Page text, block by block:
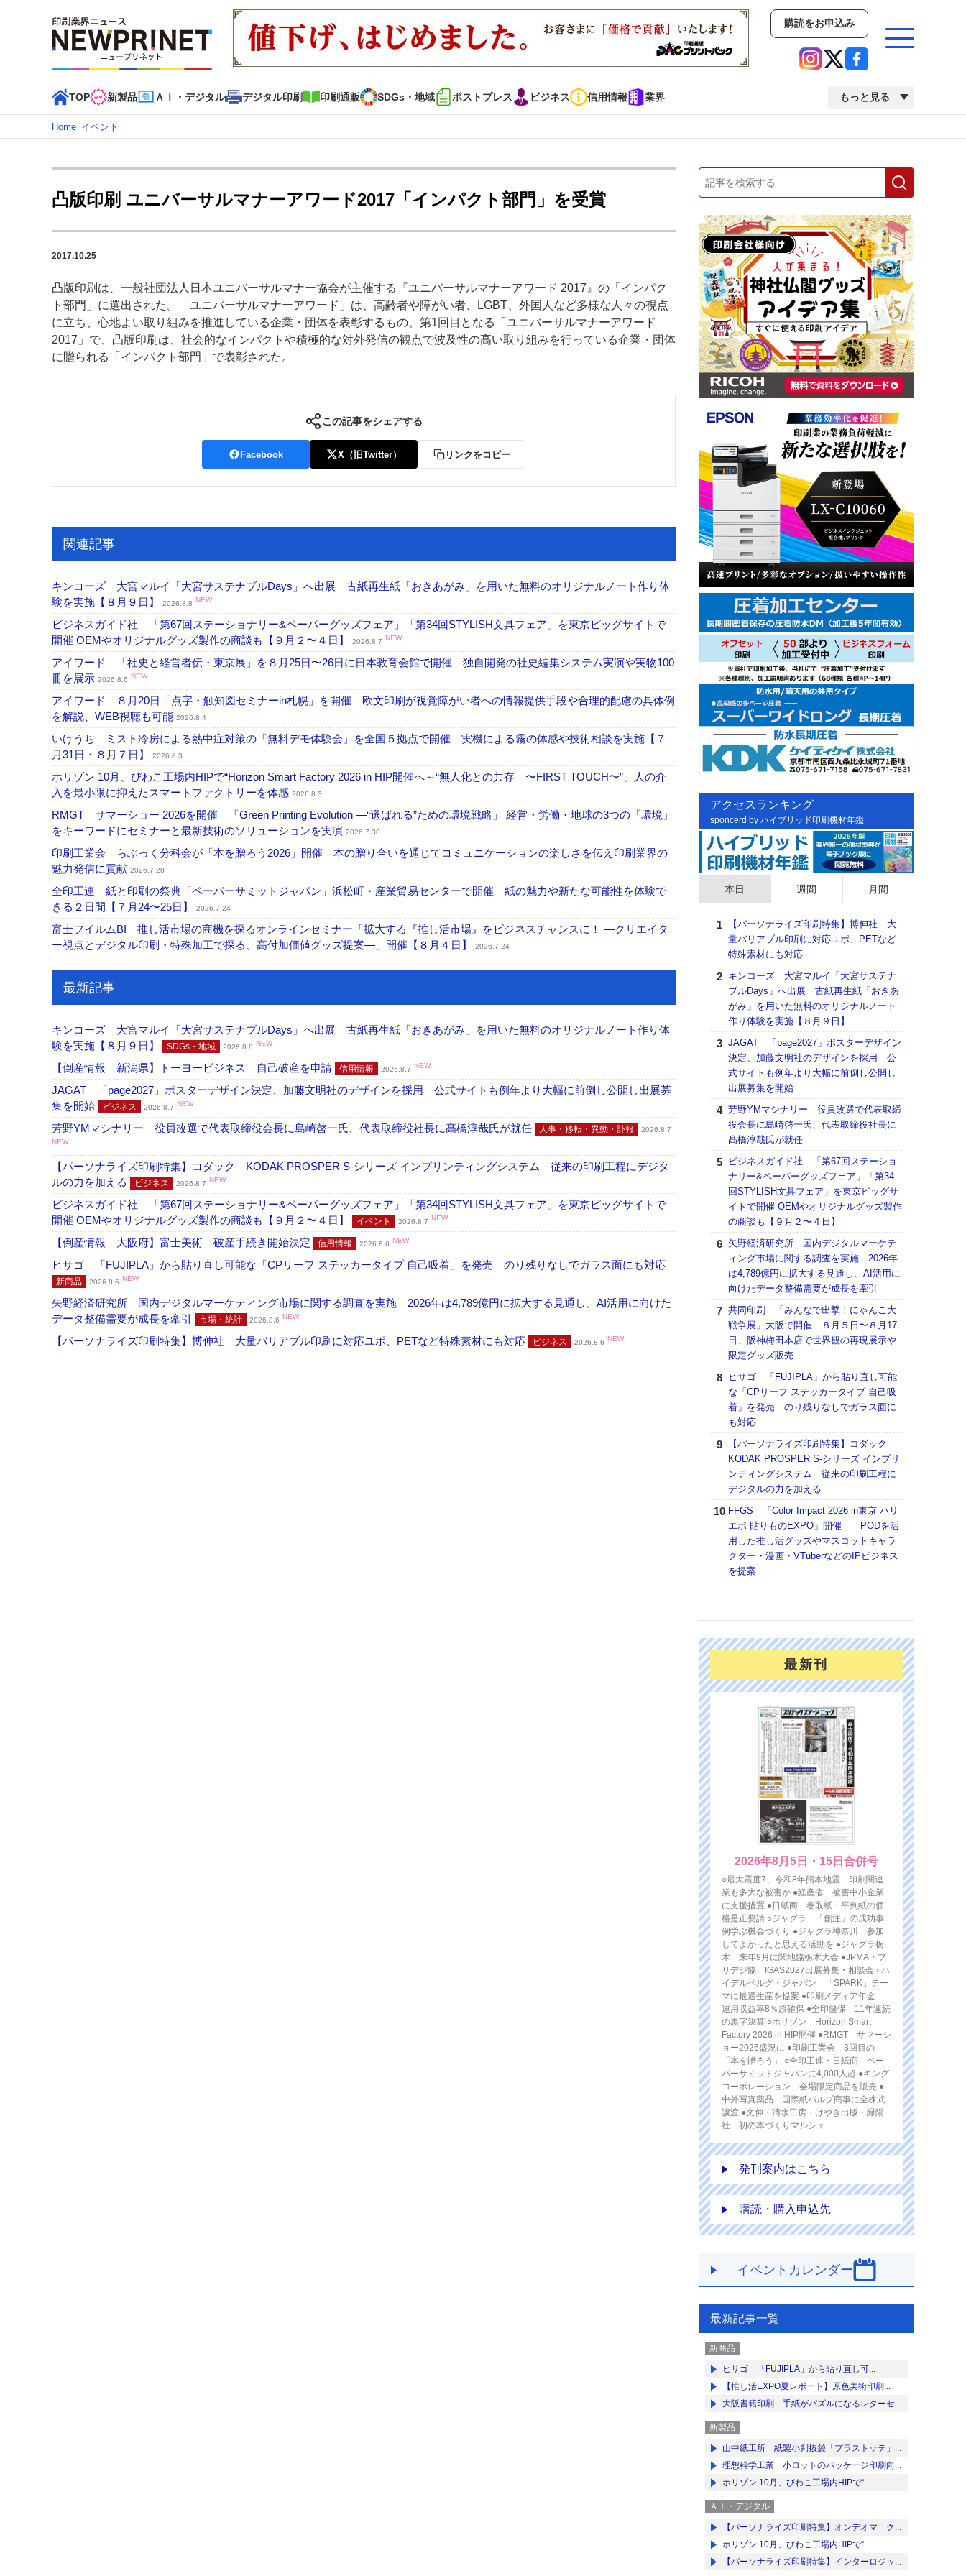
購読をお申込み
TOP 新製品 ＡＩ・デジタル デジタル印刷 印刷通販 SDGs・地域 ポストプレス ビジネス 信用情報 業界 もっと見る
イベント
インデックス
TOP 新着記事 特集記事 動画コンテンツ インタビュー コレクション
カテゴリー一覧
新商品 新製品 ＡＩ・デジタル デジタル印刷 印刷通販 SDGs・地域 ポストプレス ビジネス イベント 信用情報 業界 市場・統計 人事・移転・異動・訃報
特集記事カテゴリー一覧
2022 見える化・MIS特集 特集・デジタル印刷 アイデアで勝負！ ～多様なビジネス・多彩な商材～ JAPAN PACK 2023 特集 中古印刷機・製本機特集
2022 検査・校正特集
特集・デジタル印刷 ～ 新成長軌道を描く
案内
購読・購入申し込み サイトポリシー お問い合わせ
Home–イベント
凸版印刷 ユニバーサルマナーアワード2017「インパクト部門」を受賞
2017.10.25
凸版印刷は、一般社団法人日本ユニバーサルマナー協会が主催する『ユニバーサルマナーアワード 2017』の「インパク
ト部門」に選出された。「ユニバーサルマナーアワード」は、高齢者や障がい者、LGBT、外国人など多様な人々の視点
に立ち、心地よい取り組みを推進している企業・団体を表彰するもの。第1回目となる「ユニバーサルマナーアワード
2017」で、凸版印刷は、社会的なインパクトや積極的な対外発信の観点で波及性の高い取り組みを行っている企業・団体
に贈られる「インパクト部門」で表彰された。
この記事をシェアする
Facebook X（旧Twitter） リンクをコピー
関連記事
キンコーズ 大宮マルイ「大宮サステナブルDays」へ出展 古紙再生紙「おきあがみ」を用いた無料のオリジナルノート作り体
験を実施【８月９日】
2026.8.8 NEW
ビジネスガイド社 「第67回ステーショナリー&ペーパーグッズフェア」「第34回STYLISH文具フェア」を東京ビッグサイトで
開催 OEMやオリジナルグッズ製作の商談も【９月２〜４日】
2026.8.7 NEW
アイワード 「社史と経営者伝・東京展」を８月25日〜26日に日本教育会館で開催 独自開発の社史編集システム実演や実物100
冊を展示 2026.8.6 NEW
アイワード ８月20日「点字・触知図セミナーin札幌」を開催 欧文印刷が視覚障がい者への情報提供手段や合理的配慮の具体例
を解説、WEB視聴も可能 2026.8.4
いけうち ミスト冷房による熱中症対策の「無料デモ体験会」を全国５拠点で開催 実機による霧の体感や技術相談を実施【７
月31日・８月７日】
2026.8.3
ホリゾン 10月、びわこ工場内HIPで“Horizon Smart Factory 2026 in HIP開催へ～“無人化との共存 〜FIRST TOUCH〜”、人の介
入を最小限に抑えたスマートファクトリーを体感 2026.8.3
RMGT サマーショー 2026を開催 「Green Printing Evolution ―“選ばれる”ための環境戦略」 経営・労働・地球の3つの「環境」
をキーワードにセミナーと最新技術のソリューションを実演 2026.7.30
印刷工業会 らぶっく分科会が「本を贈ろう2026」開催 本の贈り合いを通じてコミュニケーションの楽しさを伝え印刷業界の
魅力発信に貢献 2026.7.28
全印工連 紙と印刷の祭典「ペーパーサミットジャパン」浜松町・産業貿易センターで開催 紙の魅力や新たな可能性を体験で
きる２日間【７月24〜25日】
2026.7.24
富士フイルムBI 推し活市場の商機を探るオンラインセミナー「拡大する『推し活市場』をビジネスチャンスに！ ―クリエイタ
ー視点とデジタル印刷・特殊加工で探る、高付加価値グッズ提案―」開催【８月４日】
2026.7.24
最新記事
キンコーズ 大宮マルイ「大宮サステナブルDays」へ出展 古紙再生紙「おきあがみ」を用いた無料のオリジナルノート作り体
験を実施【８月９日】
SDGs・地域 2026.8.8 NEW
【倒産情報 新潟県】トーヨービジネス 自己破産を申請 信用情報 2026.8.7 NEW
JAGAT 「page2027」ポスターデザイン決定、加藤文明社のデザインを採用 公式サイトも例年より大幅に前倒し公開し出展募
集を開始
ビジネス 2026.8.7 NEW
芳野YMマシナリー 役員改選で代表取締役会長に島崎啓一氏、代表取締役社長に髙橋淳哉氏が就任 人事・移転・異動・訃報
2026.8.7
NEW
【パーソナライズ印刷特集】コダック KODAK PROSPER S-シリーズ インプリンティングシステム 従来の印刷工程にデジタ
ルの力を加える
ビジネス 2026.8.7 NEW
ビジネスガイド社 「第67回ステーショナリー&ペーパーグッズフェア」「第34回STYLISH文具フェア」を東京ビッグサイトで
開催 OEMやオリジナルグッズ製作の商談も【９月２〜４日】
イベント 2026.8.7 NEW
【倒産情報 大阪府】富士美術 破産手続き開始決定 信用情報 2026.8.6 NEW
ヒサゴ 「FUJIPLA」から貼り直し可能な「CPリーフ ステッカータイプ 自己吸着」を発売 のり残りなしでガラス面にも対応
新商品 2026.8.6 NEW
矢野経済研究所 国内デジタルマーケティング市場に関する調査を実施 2026年は4,789億円に拡大する見通し、AI活用に向けた
データ整備需要が成長を牽引
市場・統計 2026.8.6 NEW
【パーソナライズ印刷特集】博伸社 大量バリアブル印刷に対応ユポ、PETなど特殊素材にも対応 ビジネス 2026.8.6 NEW
アクセスランキング
sponcerd by ハイブリッド印刷機材年鑑
本日 週間 月間
【パーソナライズ印刷特集】博伸社 大
量バリアブル印刷に対応ユポ、PETなど
特殊素材にも対応
キンコーズ 大宮マルイ「大宮サステナ
ブルDays」へ出展 古紙再生紙「おきあ
がみ」を用いた無料のオリジナルノート
作り体験を実施【８月９日】
JAGAT 「page2027」ポスターデザイン
決定、加藤文明社のデザインを採用 公
式サイトも例年より大幅に前倒し公開し
出展募集を開始
芳野YMマシナリー 役員改選で代表取締
役会長に島崎啓一氏、代表取締役社長に
髙橋淳哉氏が就任
ビジネスガイド社 「第67回ステーショ
ナリー&ペーパーグッズフェア」「第34
回STYLISH文具フェア」を東京ビッグサ
イトで開催 OEMやオリジナルグッズ製作
の商談も【９月２〜４日】
矢野経済研究所 国内デジタルマーケテ
ィング市場に関する調査を実施 2026年
は4,789億円に拡大する見通し、AI活用に
向けたデータ整備需要が成長を牽引
共同印刷 「みんなで出撃！にゃんこ大
戦争展」大阪で開催 ８月５日〜８月17
日、阪神梅田本店で世界観の再現展示や
限定グッズ販売
ヒサゴ 「FUJIPLA」から貼り直し可能
な「CPリーフ ステッカータイプ 自己吸
着」を発売 のり残りなしでガラス面に
も対応
【パーソナライズ印刷特集】コダック
KODAK PROSPER S-シリーズ インプリ
ンティングシステム 従来の印刷工程に
デジタルの力を加える
FFGS 「Color Impact 2026 in東京 ハリ
エポ 貼りものEXPO」開催 PODを活
用した推し活グッズやマスコットキャラ
クター・漫画・VTuberなどのIPビジネス
を提案
最新刊
2026年8月5日・15日合併号
○最大震度7、令和8年熊本地震 印刷関連
業も多大な被害か ●経産省 被害中小企業
に支援措置 ●日紙商 巻取紙・平判紙の価
格是正要請 ○ジャグラ 「創注」の成功事
例学ぶ機会づくり ●ジャグラ神奈川 参加
してよかったと思える活動を ●ジャグラ栃
木 来年9月に関地協栃木大会 ●JPMA・プ
リデジ協 IGAS2027出展募集・相談会 ○ハ
イデルベルグ・ジャパン 「SPARK」テー
マに最適生産を提案 ●印刷メディア年金
運用収益率8％超確保 ●全印健保 11年連続
の黒字決算 ○ホリゾン Horizon Smart
Factory 2026 in HIP開催 ●RMGT サマーシ
ョー2026盛況に ●印刷工業会 3回目の
「本を贈ろう」 ○全印工連・日紙商 ペー
パーサミットジャパンに4,000人超 ●キング
コーポレーション 会場限定商品を販売 ●
中外写真薬品 国際紙パルプ商事に全株式
譲渡 ●文伸・清水工房・けやき出版・緑陽
社 初の本づくりマルシェ
発刊案内はこちら
購読・購入申込先
イベントカレンダー
最新記事一覧
新商品
ヒサゴ 「FUJIPLA」から貼り直し可...
【推し活EXPO夏レポート】原色美術印刷...
大阪書籍印刷 手紙がパズルになるレターセ...
新製品
山中紙工所 紙製小判抜袋「プラストッテ」...
理想科学工業 小ロットのパッケージ印刷向...
ホリゾン 10月、びわこ工場内HIPで“...
ＡＩ・デジタル
【パーソナライズ印刷特集】オンデオマ ク...
ホリゾン 10月、びわこ工場内HIPで“...
【パーソナライズ印刷特集】インターロジッ...